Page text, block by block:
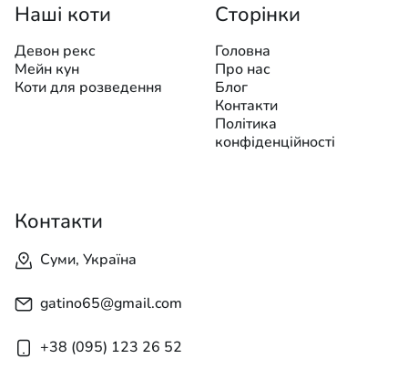
Наші коти
Девон рекс
Мейн кун
Коти для розведення
Сторінки
Головна
Про нас
Блог
Контакти
Політика
конфіденційності
Контакти
Суми, Україна
gatino65@gmail.com
+38 (095) 123 26 52